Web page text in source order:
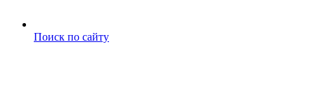
Поиск по сайту